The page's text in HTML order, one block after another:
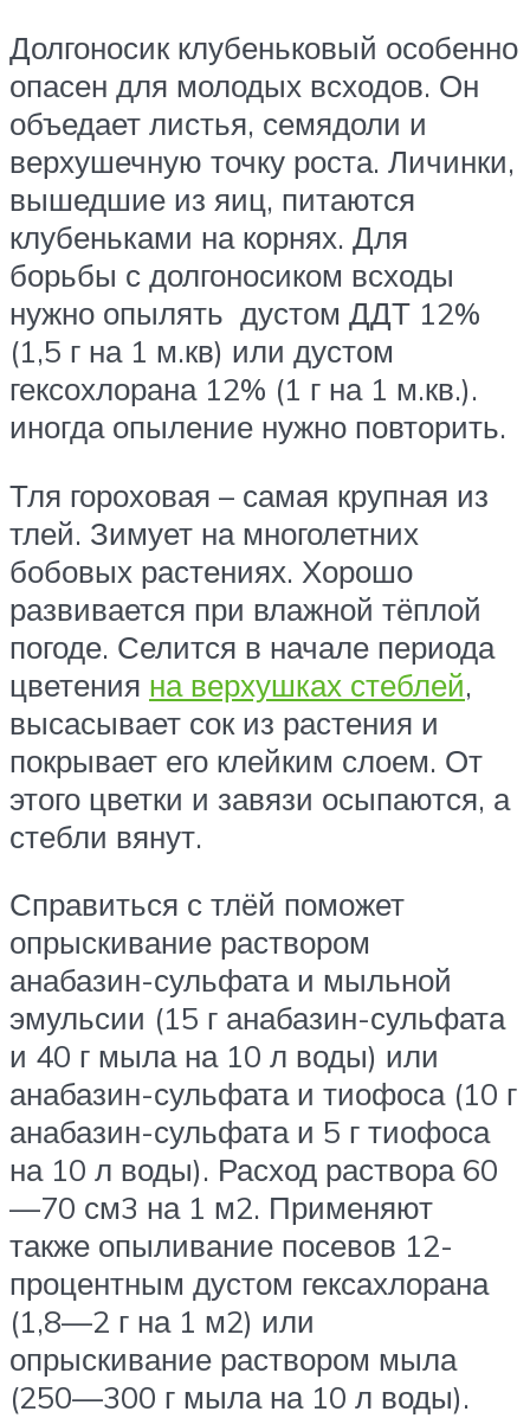
Долгоносик клубеньковый особенно
опасен для молодых всходов. Он
объедает листья, семядоли и
верхушечную точку роста. Личинки,
вышедшие из яиц, питаются
клубеньками на корнях. Для
борьбы с долгоносиком всходы
нужно опылять дустом ДДТ 12%
(1,5 г на 1 м.кв) или дустом
гексохлорана 12% (1 г на 1 м.кв.).
иногда опыление нужно повторить.
Тля гороховая – самая крупная из
тлей. Зимует на многолетних
бобовых растениях. Хорошо
развивается при влажной тёплой
погоде. Селится в начале периода
цветения на верхушках стеблей,
высасывает сок из растения и
покрывает его клейким слоем. От
этого цветки и завязи осыпаются, а
стебли вянут.
Справиться с тлёй поможет
опрыскивание раствором
анабазин-сульфата и мыльной
эмульсии (15 г анабазин-сульфата
и 40 г мыла на 10 л воды) или
анабазин-сульфата и тиофоса (10 г
анабазин-сульфата и 5 г тиофоса
на 10 л воды). Расход раствора 60
—70 см3 на 1 м2. Применяют
также опыливание посевов 12-
процентным дустом гексахлорана
(1,8—2 г на 1 м2) или
опрыскивание раствором мыла
(250—300 г мыла на 10 л воды).